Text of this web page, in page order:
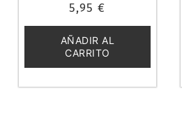
con
de
5
5,95€
AÑADIR AL
CARRITO